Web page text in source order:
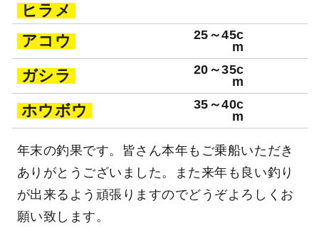
ヒラメ
アコウ
25～45c
m
ガシラ
20～35c
m
ホウボウ
35～40c
m
年末の釣果です。皆さん本年もご乗船いただき
ありがとうございました。また来年も良い釣り
が出来るよう頑張りますのでどうぞよろしくお
願い致します。